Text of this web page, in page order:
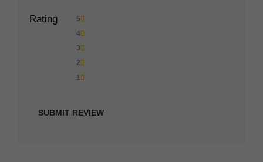
Rating
5
4
3
2
1